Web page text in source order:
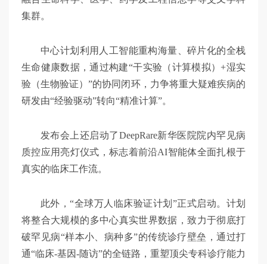
集群。
中心计划利用人工智能重构海量、碎片化的全栈
生命健康数据，通过构建“干实验（计算模拟）+湿实
验（生物验证）”的协同闭环，力争将重大疑难疾病的
研发由“经验驱动”转向“精准计算”。
发布会上还启动了DeepRare新华医院院内罕见病
质控应用亮灯仪式，标志着前沿AI智能体全面扎根于
真实的临床工作流。
此外，“全球万人临床验证计划”正式启动。计划
将整合大规模的多中心真实世界数据，致力于彻底打
破罕见病“样本小、病种多”的传统诊疗壁垒，通过打
通“临床-基因-随访”的全链路，重塑顶尖专科诊疗能力